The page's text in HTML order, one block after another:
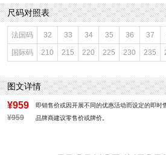
色系：杏色
鞋类流行
流行元素：编织,纯色
参考标
厂家地址：上海市虹口区中山北二路
1705号838室
闭合方
前掌高度
款式季节：夏季
配跟：无
若与实物
准
风格分类：罗马-猪笼凉鞋
鞋头款式
尺码对照表
法国码 32 33 34 35 36 37
国际码 210 215 220 225 230 235
图文详情
¥959 即销售价或因开展不同的优惠活动而设定的即时
¥959 品牌商建议零售价或牌价。